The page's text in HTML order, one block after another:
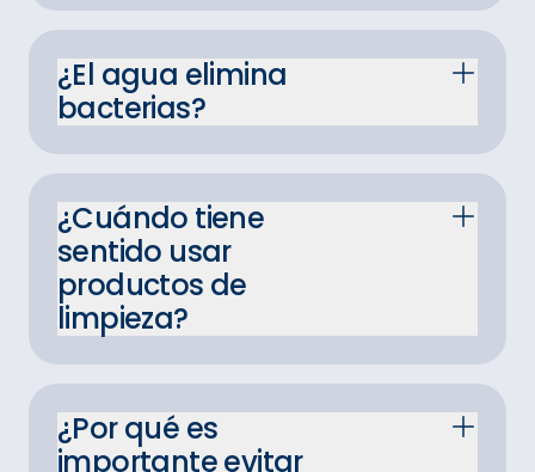
¿El agua elimina
bacterias?
¿Cuándo tiene
sentido usar
productos de
limpieza?
¿Por qué es
importante evitar